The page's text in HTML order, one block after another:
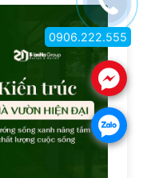
.
.
0906.222.555